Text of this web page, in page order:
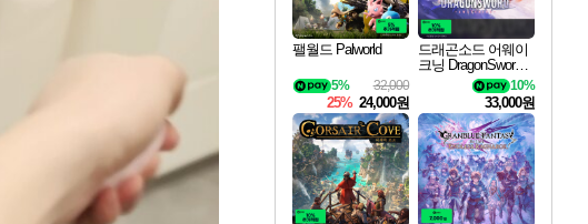
팰월드 Palworld
32,000
5%
25% 24,000원
드래곤소드 어웨이
크닝 DragonSword A
10%
33,000원